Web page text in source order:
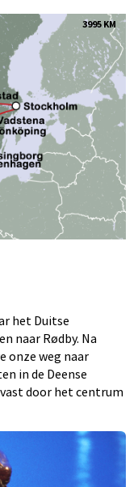
3995 KM
het Duitse
naar Rødby. Na
onze weg naar
in de Deense
door het centrum